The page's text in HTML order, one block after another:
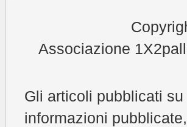
Associazione
Gli articoli pubblicati
informazioni